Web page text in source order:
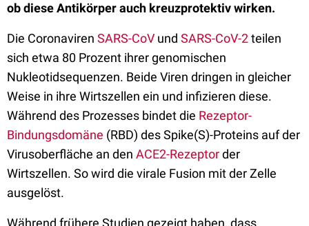
ob diese Antikörper auch kreuzprotektiv wirken.
Die Coronaviren SARS-CoV und SARS-CoV-2teilen
sich etwa 80 Prozent ihrer genomischen
Nukleotidsequenzen. Beide Viren dringen in gleicher
Weise in ihre Wirtszellen ein und infizieren diese.
Während des Prozesses bindet die Rezeptor-
Bindungsdomäne (RBD) des Spike(S)-Proteins auf der
Virusoberfläche an den ACE2-Rezeptorder
Wirtszellen. So wird die virale Fusion mit der Zelle
ausgelöst.
Während frühere Studien gezeigt haben, dass